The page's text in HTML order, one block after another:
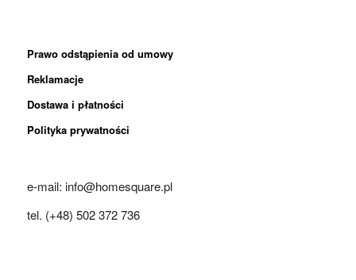
Prawo odstąpienia od umowy
Reklamacje
Dostawa i płatności
Polityka prywatności
e-mail: info@homesquare.pl
tel. (+48) 502 372 736